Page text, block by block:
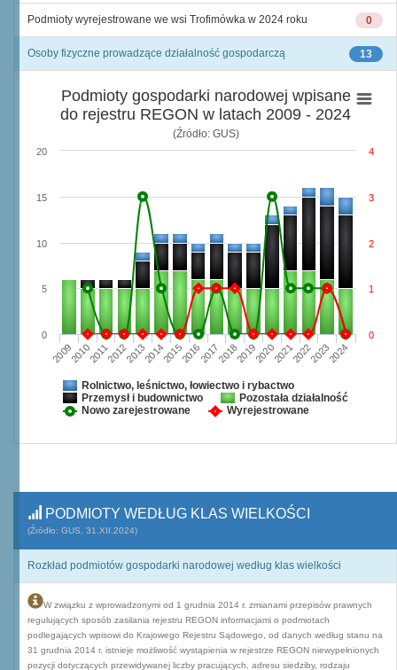
0
Podmioty wyrejestrowane we wsi Trofimówka w 2024 roku
13
Osoby fizyczne prowadzące działalność gospodarczą
Podmioty gospodarki narodowej wpisane
do rejestru REGON w latach 2009 - 2024
(Źródło: GUS)
2009201020112012201320142015201620172018201920202021202220232024
0
5
10
15
20
0
1
2
3
4
Rolnictwo, leśnictwo, łowiectwo i rybactwo
Przemysł i budownictwo
Pozostała działalność
Nowo zarejestrowane
Wyrejestrowane
PODMIOTY WEDŁUG KLAS WIELKOŚCI
(Źródło: GUS, 31.XII.2024)
Rozkład podmiotów gospodarki narodowej według klas wielkości
W związku z wprowadzonymi od 1 grudnia 2014 r. zmianami przepisów prawnych
regulujących sposób zasilania rejestru REGON informacjami o podmiotach
podlegających wpisowi do Krajowego Rejestru Sądowego, od danych według stanu na
31 grudnia 2014 r. istnieje możliwość wystąpienia w rejestrze REGON niewypełnionych
pozycji dotyczących przewidywanej liczby pracujących, adresu siedziby, rodzaju